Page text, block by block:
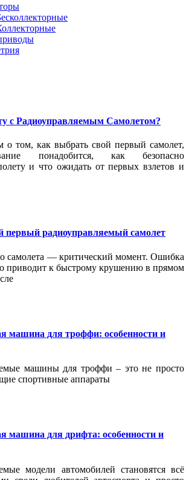
с Радиоуправляемым Самолетом?
о том, как выбрать свой первый самолет,
понадобится, как безопасно
и что ожидать от первых взлетов и
первый радиоуправляемый самолет
самолета — критический момент. Ошибка
приводит к быстрому крушению в прямом
машина для троффи: особенности и
машины для троффи – это не просто
спортивные аппараты
машина для дрифта: особенности и
модели автомобилей становятся всё